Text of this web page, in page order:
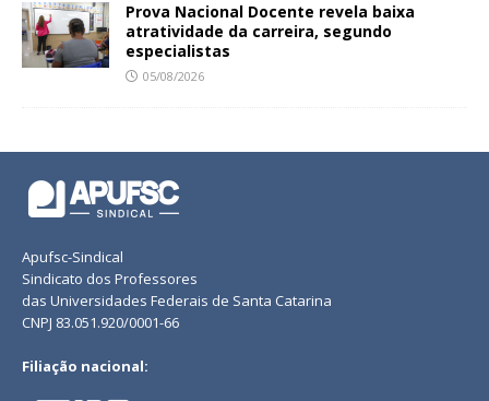
Prova Nacional Docente revela baixa
atratividade da carreira, segundo
especialistas
05/08/2026
Apufsc-Sindical
Sindicato dos Professores
das Universidades Federais de Santa Catarina
CNPJ 83.051.920/0001-66
Filiação nacional: